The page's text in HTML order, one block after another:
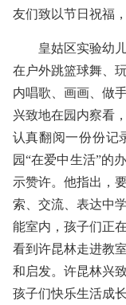
友们致以节日祝福
皇姑区实验幼儿
在户外跳篮球舞、
内唱歌、画画、做
兴致地在园内察看
认真翻阅一份份记
园“在爱中生活”的
示赞许。他指出，
索、交流、表达中
能室内，孩子们正
看到许昆林走进教
和启发。许昆林兴
孩子们快乐生活成